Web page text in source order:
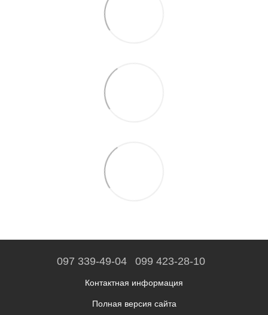
097 339-49-04 099 423-28-10
Контактная информация
Полная версия сайта